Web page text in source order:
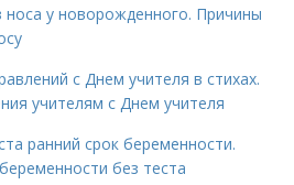
носа у новорожденного. Причины
с Днем учителя в стихах.
учителям с Днем учителя
ранний срок беременности.
без теста